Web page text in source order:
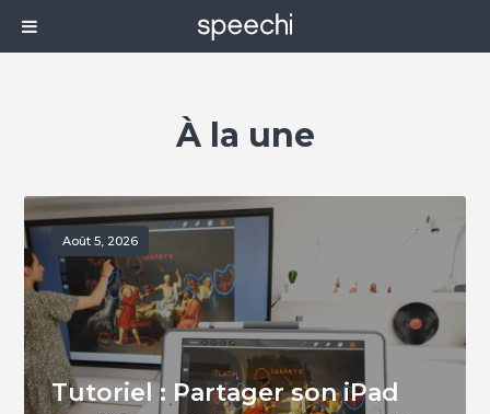
À la une
Août 5, 2026
Tutoriel : Partager son iPad